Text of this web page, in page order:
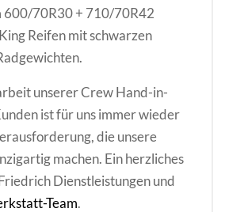
600/70R30 + 710/70R42
Reifen mit schwarzen
unserer Crew Hand-in-
ist für uns immer wieder
die unsere
machen. Ein herzliches
Dienstleistungen und
Team.